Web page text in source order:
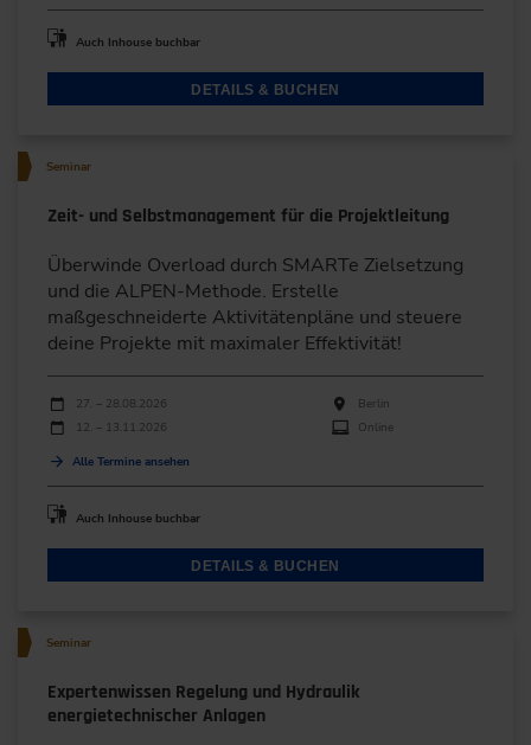
Auch Inhouse buchbar
DETAILS & BUCHEN
Seminar
Zeit- und Selbstmanagement für die Projektleitung
Überwinde Overload durch SMARTe Zielsetzung
und die ALPEN-Methode. Erstelle
maßgeschneiderte Aktivitätenpläne und steuere
deine Projekte mit maximaler Effektivität!
Durchführungen
Veranstaltungsdatum
27. – 28.08.2026
Berlin
12. – 13.11.2026
Online
Alle Termine ansehen
Auch Inhouse buchbar
DETAILS & BUCHEN
Seminar
Expertenwissen Regelung und Hydraulik
energietechnischer Anlagen